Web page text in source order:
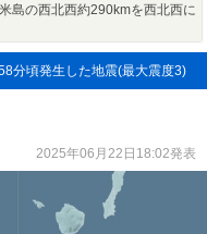
島の西北西約290kmを西北西に
分頃発生した地震(最大震度3)
2025年06月22日18:02発表